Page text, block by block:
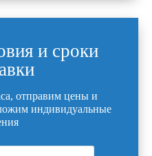
и сроки
отправим цены и
индивидуальные